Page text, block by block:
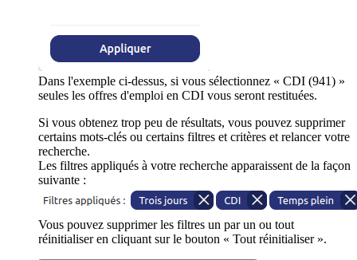
Dans l'exemple ci-dessus, si vous sélectionnez « CDI (941) »
seules les offres d'emploi en CDI vous seront restituées.
Si vous obtenez trop peu de résultats, vous pouvez supprimer
certains mots-clés ou certains filtres et critères et relancer votre
recherche.
Les filtres appliqués à votre recherche apparaissent de la façon
suivante :
Vous pouvez supprimer les filtres un par un ou tout
réinitialiser en cliquant sur le bouton « Tout réinitialiser ».